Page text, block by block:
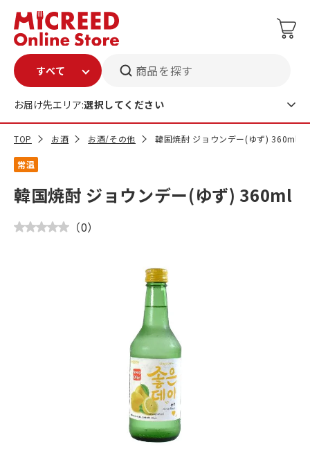
商品を探す
お届け先エリア:選択してください
TOP お酒 お酒/その他 韓国焼酎 ジョウンデー(ゆず) 360ml
常温
韓国焼酎 ジョウンデー(ゆず) 360ml
（0）